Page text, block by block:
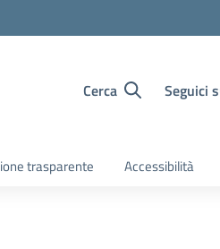
Cerca Seguici
trasparente Accessibilità